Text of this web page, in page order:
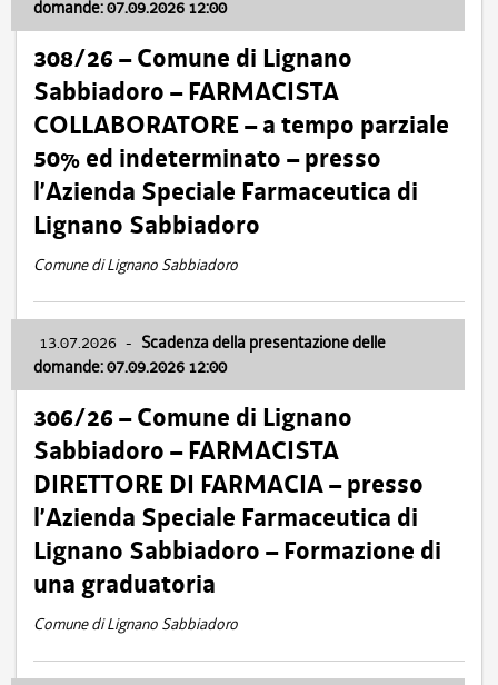
domande: 07.09.2026 12:00
308/26 – Comune di Lignano
Sabbiadoro – FARMACISTA
COLLABORATORE – a tempo parziale
50% ed indeterminato – presso
l’Azienda Speciale Farmaceutica di
Lignano Sabbiadoro
Comune di Lignano Sabbiadoro
13.07.2026 - Scadenza della presentazione delle
domande: 07.09.2026 12:00
306/26 – Comune di Lignano
Sabbiadoro – FARMACISTA
DIRETTORE DI FARMACIA – presso
l’Azienda Speciale Farmaceutica di
Lignano Sabbiadoro – Formazione di
una graduatoria
Comune di Lignano Sabbiadoro